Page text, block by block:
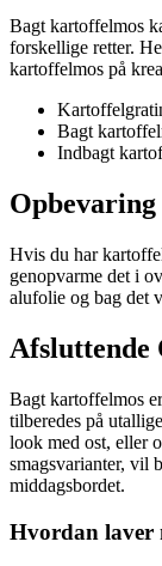
Bagt kartoffelmos
forskellige retter.
kartoffelmos på
Bagt
Indbagt
Hvis du har
genopvarme det i
alufolie og bag det
Afsluttende
Bagt kartoffelmos
tilberedes på
look med ost, eller
smagsvarianter, vil
middagsbordet.
Hvordan laver